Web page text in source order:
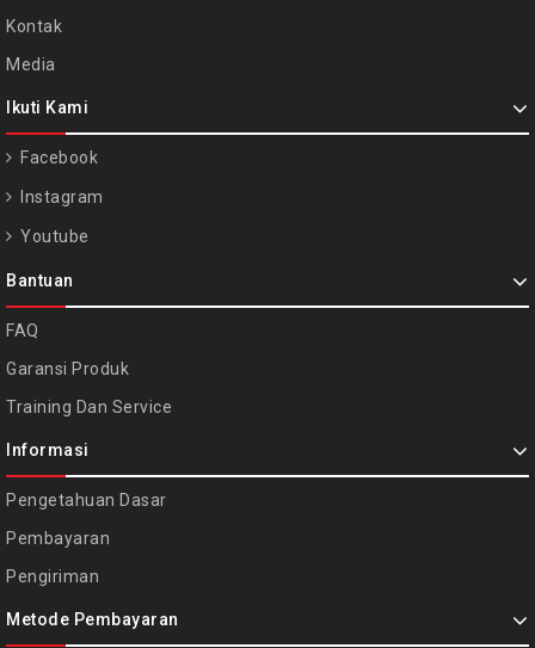
Kontak
Media
Ikuti Kami
Facebook
Instagram
Youtube
Bantuan
FAQ
Garansi Produk
Training Dan Service
Informasi
Pengetahuan Dasar
Pembayaran
Pengiriman
Metode Pembayaran